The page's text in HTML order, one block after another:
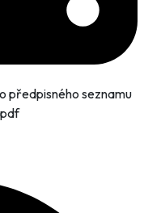
předpisného seznamu